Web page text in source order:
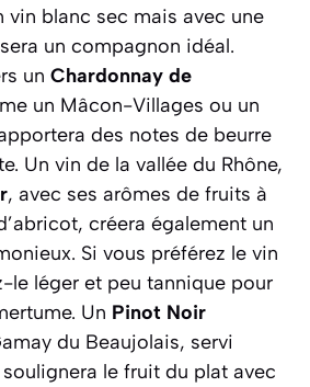
vin blanc sec mais avec une
un compagnon idéal.
un Chardonnay de
un Mâcon-Villages ou un
des notes de beurre
Un vin de la vallée du Rhône,
, avec ses arômes de fruits à
créera également un
Si vous préférez le vin
le léger et peu tannique pour
Un Pinot Noir
du Beaujolais, servi
le fruit du plat avec